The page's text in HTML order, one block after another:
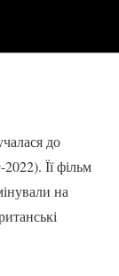
до
Її фільм
на